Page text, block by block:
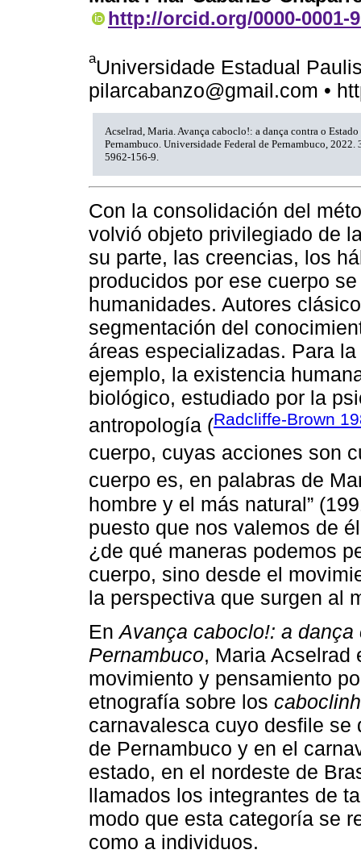
http://orcid.org/0000-0001-
aUniversidade Estadual
pilarcabanzo@gmail.com •
Acselrad, Maria. Avança caboclo!: a dança contra o
Pernambuco. Universidade Federal de Pernambuco,
5962-156-9.
Con la consolidación del
volvió objeto privilegiado de
su parte, las creencias, los
producidos por ese cuerpo
humanidades. Autores
segmentación del
áreas especializadas. Para
ejemplo, la existencia
biológico, estudiado por la
antropología (Radcliffe-Brown
cuerpo, cuyas acciones son
cuerpo es, en palabras de
hombre y el más natural”
puesto que nos valemos de
¿de qué maneras podemos
cuerpo, sino desde el
la perspectiva que surgen al
EnAvança caboclo!: a
Pernambuco, Maria Acselrad
movimiento y pensamiento
etnografía sobre los
carnavalesca cuyo desfile
de Pernambuco y en el
estado, en el nordeste de
llamados los integrantes de
modo que esta categoría se
como a individuos.